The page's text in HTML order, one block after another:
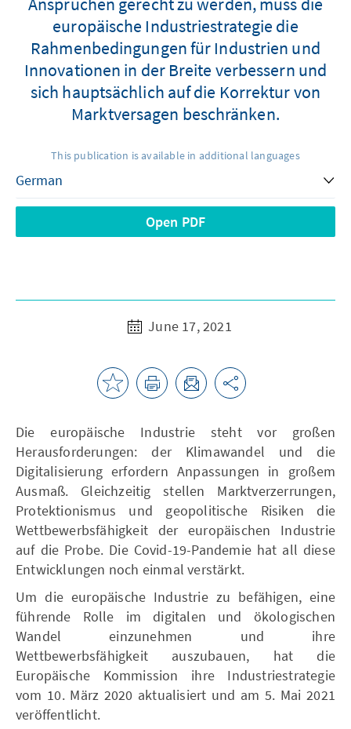
europäische Industriestrategie die
Rahmenbedingungen für Industrien und
Innovationen in der Breite verbessern und
sich hauptsächlich auf die Korrektur von
Marktversagen beschränken.
This publication is available in additional languages
Open PDF
June 17, 2021
Die europäische Industrie steht vor großen
Herausforderungen: der Klimawandel und die
Digitalisierung erfordern Anpassungen in großem
Ausmaß. Gleichzeitig stellen Marktverzerrungen,
Protektionismus und geopolitische Risiken die
Wettbewerbsfähigkeit der europäischen Industrie
auf die Probe. Die Covid-19-Pandemie hat all diese
Entwicklungen noch einmal verstärkt.
Um die europäische Industrie zu befähigen, eine
führende Rolle im digitalen und ökologischen
Wandel einzunehmen und ihre
Wettbewerbsfähigkeit auszubauen, hat die
Europäische Kommission ihre Industriestrategie
vom 10. März 2020 aktualisiert und am 5. Mai 2021
veröffentlicht.